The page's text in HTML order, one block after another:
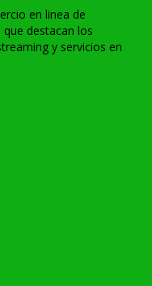
en linea de
destacan los
y servicios en